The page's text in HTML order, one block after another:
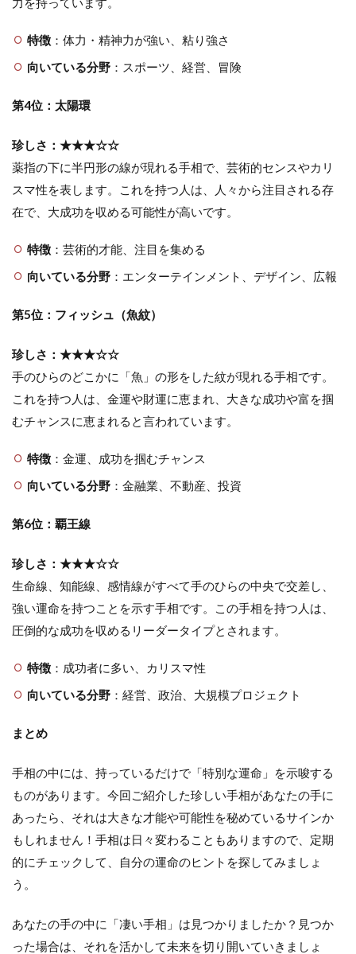
特徴：体力・精神力が強い、粘り強さ
向いている分野：スポーツ、経営、冒険
第4位：太陽環
珍しさ：★★★☆☆
薬指の下に半円形の線が現れる手相で、芸術的センスやカリ
スマ性を表します。これを持つ人は、人々から注目される存
在で、大成功を収める可能性が高いです。
特徴：芸術的才能、注目を集める
向いている分野：エンターテインメント、デザイン、広報
第5位：フィッシュ（魚紋）
珍しさ：★★★☆☆
手のひらのどこかに「魚」の形をした紋が現れる手相です。
これを持つ人は、金運や財運に恵まれ、大きな成功や富を掴
むチャンスに恵まれると言われています。
特徴：金運、成功を掴むチャンス
向いている分野：金融業、不動産、投資
第6位：覇王線
珍しさ：★★★☆☆
生命線、知能線、感情線がすべて手のひらの中央で交差し、
強い運命を持つことを示す手相です。この手相を持つ人は、
圧倒的な成功を収めるリーダータイプとされます。
特徴：成功者に多い、カリスマ性
向いている分野：経営、政治、大規模プロジェクト
まとめ
手相の中には、持っているだけで「特別な運命」を示唆する
ものがあります。今回ご紹介した珍しい手相があなたの手に
あったら、それは大きな才能や可能性を秘めているサインか
もしれません！手相は日々変わることもありますので、定期
的にチェックして、自分の運命のヒントを探してみましょ
う。
あなたの手の中に「凄い手相」は見つかりましたか？見つか
った場合は、それを活かして未来を切り開いていきましょ